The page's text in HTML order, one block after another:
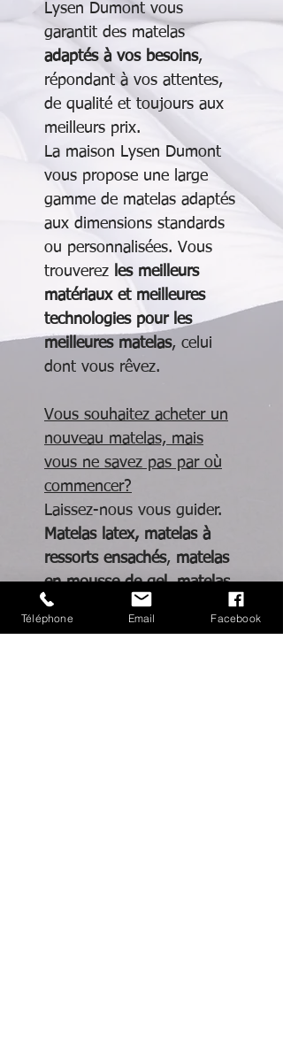
Lysen Dumont vous
garantit des matelas
adaptés à vos besoins,
répondant à vos attentes,
de qualité et toujours aux
meilleurs prix.
La maison Lysen Dumont
vous propose une large
gamme de matelas adaptés
aux dimensions standards
ou personnalisées. Vous
trouverez les meilleurs
matériaux et meilleures
technologies pour les
meilleures matelas, celui
dont vous rêvez.
Vous souhaitez acheter un
nouveau matelas, mais
vous ne savez pas par où
commencer?
Laissez-nous vous guider.
Matelas latex, matelas à
ressorts ensachés, matelas
en mousse de gel,matelas
à mémoire de forme
Autant de termes face
Téléphone Email Facebook